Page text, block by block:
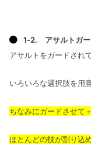
1-2. アサルトガー
アサルトをガードされ
いろいろな選択肢を用
ちなみにガードさせて
ほとんどの技が割り込